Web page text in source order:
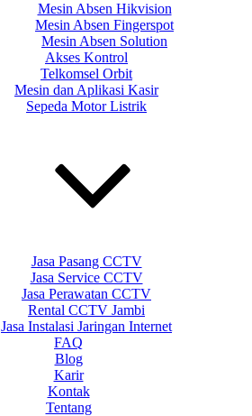
Mesin Absen Hikvision
Mesin Absen Fingerspot
Mesin Absen Solution
Akses Kontrol
Telkomsel Orbit
Mesin dan Aplikasi Kasir
Sepeda Motor Listrik
Jasa Pasang CCTV
Jasa Service CCTV
Jasa Perawatan CCTV
Rental CCTV Jambi
Jasa Instalasi Jaringan Internet
FAQ
Blog
Karir
Kontak
Tentang